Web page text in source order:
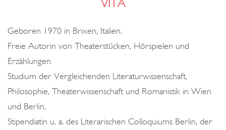
VITA
Geboren 1970 in Brixen, Italien.
Freie Autorin von Theaterstücken, Hörspielen und
Erzählungen
Studium der Vergleichenden Literaturwissenschaft,
Philosophie, Theaterwissenschaft und Romanistik in Wien
und Berlin.
Stipendiatin u. a. des Literarischen Colloquiums Berlin, der